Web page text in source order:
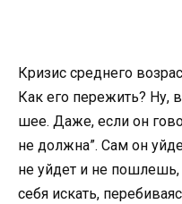
Кризис среднего
Как его пережить? Ну,
шее. Даже, если он
не должна”. Сам он
не уйдет и не пошлешь,
себя искать,